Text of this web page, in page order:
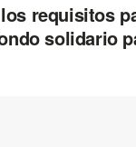
requisitos
solidario